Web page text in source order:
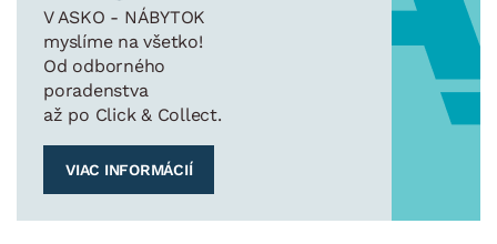
V ASKO - NÁBYTOK
myslíme na všetko!
Od odborného
poradenstva
až po Click & Collect.
VIAC INFORMÁCIÍ